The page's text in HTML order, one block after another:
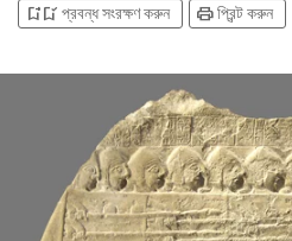
bookmark_addbookmark_added প্রবন্ধ সংরক্ষণ করুন printপ্রিন্ট করুন